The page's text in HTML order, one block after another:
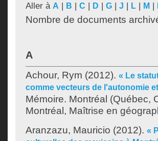
Aller à A | B | C | D | G | J | L | M |
Nombre de documents
A
Achour, Rym (2012). « Le
comme vecteurs de l'autonomie
Mémoire. Montréal (Québec,
Montréal, Maîtrise en
Aranzazu, Mauricio (2012). «